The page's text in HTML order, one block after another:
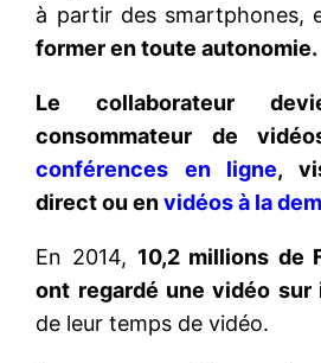
à partir des smartphones,
former en toute autonomie.
Le collaborateur
consommateur de
conférences en ligne,
direct ou envidéos à la
En 2014, 10,2 millions de
ont regardé une vidéo sur
de leur temps de vidéo.